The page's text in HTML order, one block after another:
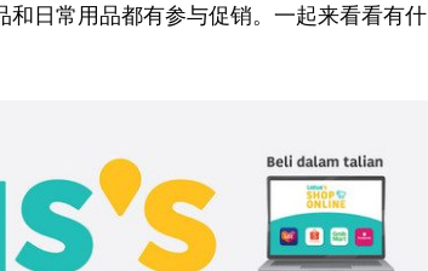
和日常用品都有参与促销。一起来看看有什